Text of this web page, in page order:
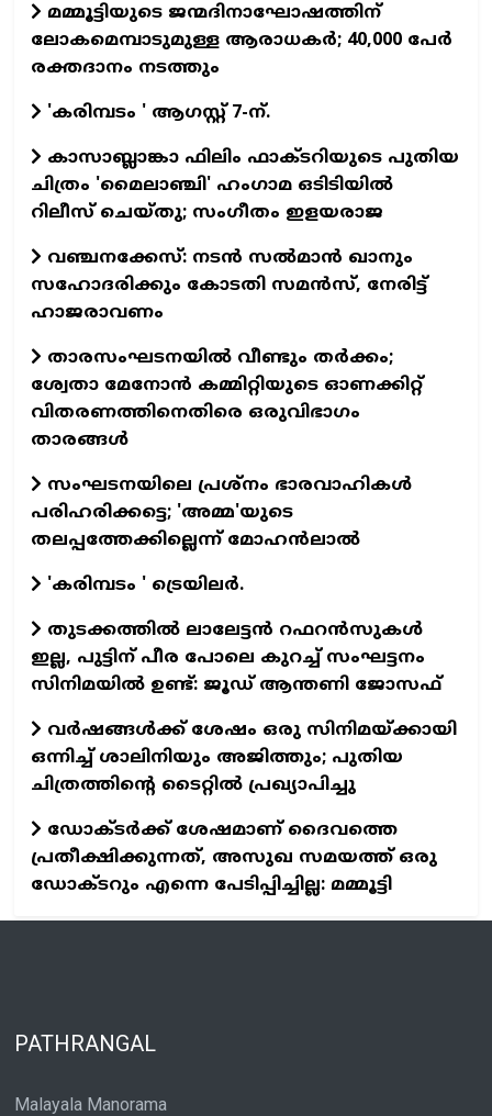
മമ്മൂട്ടിയുടെ ജന്മദിനാഘോഷത്തിന്
ലോകമെമ്പാടുമുള്ള ആരാധകര്‍; 40,000 പേര്‍
രക്തദാനം നടത്തും
'കരിമ്പടം ' ആഗസ്റ്റ് 7-ന്.
കാസാബ്ലാങ്കാ ഫിലിം ഫാക്ടറിയുടെ പുതിയ
ചിത്രം 'മൈലാഞ്ചി' ഹംഗാമ ഒടിടിയില്‍
റിലീസ് ചെയ്തു; സംഗീതം ഇളയരാജ
വഞ്ചനക്കേസ്: നടന്‍ സല്‍മാന്‍ ഖാനും
സഹോദരിക്കും കോടതി സമന്‍സ്, നേരിട്ട്
ഹാജരാവണം
താരസംഘടനയില്‍ വീണ്ടും തര്‍ക്കം;
ശ്വേതാ മേനോന്‍ കമ്മിറ്റിയുടെ ഓണക്കിറ്റ്
വിതരണത്തിനെതിരെ ഒരുവിഭാഗം
താരങ്ങള്‍
സംഘടനയിലെ പ്രശ്നം ഭാരവാഹികൾ
പരിഹരിക്കട്ടെ; 'അമ്മ'യുടെ
തലപ്പത്തേക്കില്ലെന്ന് മോഹൻലാൽ
'കരിമ്പടം ' ട്രെയിലര്‍.
തുടക്കത്തില്‍ ലാലേട്ടന്‍ റഫറന്‍സുകള്‍
ഇല്ല, പുട്ടിന് പീര പോലെ കുറച്ച് സംഘട്ടനം
സിനിമയില്‍ ഉണ്ട്: ജൂഡ് ആന്തണി ജോസഫ്
വര്‍ഷങ്ങള്‍ക്ക് ശേഷം ഒരു സിനിമയ്ക്കായി
ഒന്നിച്ച് ശാലിനിയും അജിത്തും; പുതിയ
ചിത്രത്തിന്റെ ടൈറ്റില്‍ പ്രഖ്യാപിച്ചു
ഡോക്ടര്‍ക്ക് ശേഷമാണ് ദൈവത്തെ
പ്രതീക്ഷിക്കുന്നത്, അസുഖ സമയത്ത് ഒരു
ഡോക്ടറും എന്നെ പേടിപ്പിച്ചില്ല: മമ്മൂട്ടി
PATHRANGAL
Malayala Manorama